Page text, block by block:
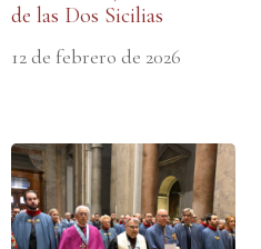
de las Dos Sicilias
12 de febrero de 2026